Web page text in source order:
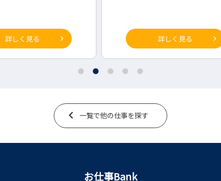
詳しく見る
一覧で他の仕事を探す
お仕事Bank